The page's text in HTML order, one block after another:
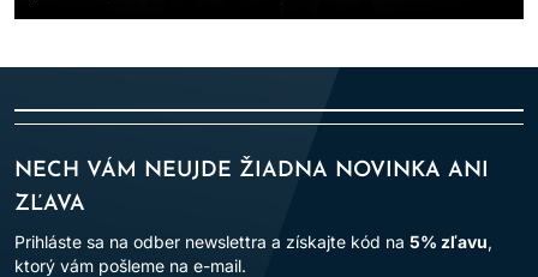
NECH VÁM NEUJDE ŽIADNA NOVINKA ANI
ZĽAVA
Prihláste sa na odber newslettra a získajte kód na 5% zľavu,
ktorý vám pošleme na e-mail.